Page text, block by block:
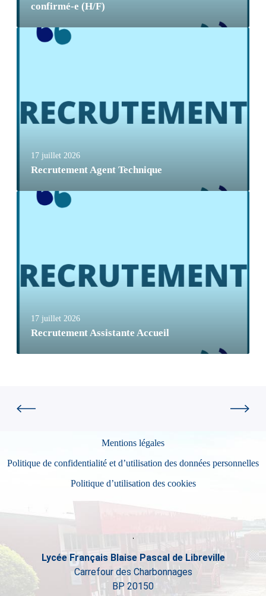
confirmé-e (H/F)
17 juillet 2026
Recrutement Agent Technique
17 juillet 2026
Recrutement Assistante Accueil
Mentions légales
Politique de confidentialité et d’utilisation des données personnelles
Politique d’utilisation des cookies
Lycée Français Blaise Pascal de Libreville
Carrefour des Charbonnages
BP 20150